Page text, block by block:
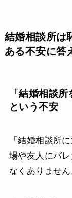
結婚相談所は
ある不安に答
「結婚相談
という不安
「結婚相談所
場や友人にバ
なくありませ